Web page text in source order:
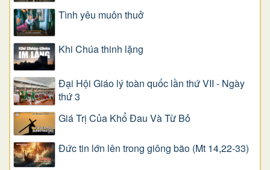
Tình yêu muôn thuở
Khi Chúa thinh lặng
Đại Hội Giáo lý toàn quốc lần thứ VII - Ngày
thứ 3
Giá Trị Của Khổ Ðau Và Từ Bỏ
Đức tin lớn lên trong giông bão (Mt 14,22-33)